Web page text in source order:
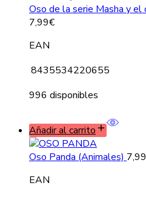
Oso de la serie Masha y el
7,99€
EAN
8435534220655
996 disponibles
Añadir al carrito
Oso Panda (Animales) 7,99
EAN